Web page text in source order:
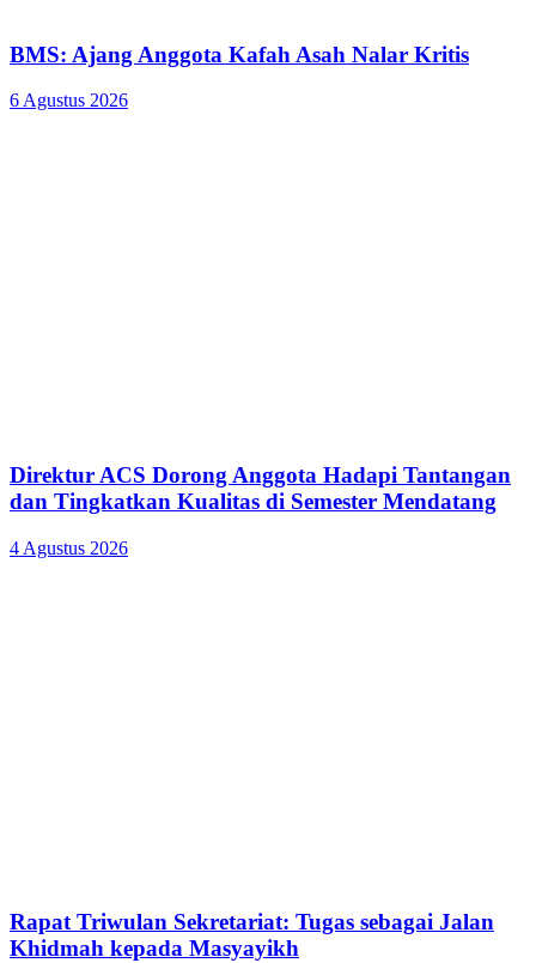
BMS: Ajang Anggota Kafah Asah Nalar Kritis
6 Agustus 2026
Direktur ACS Dorong Anggota Hadapi Tantangan
dan Tingkatkan Kualitas di Semester Mendatang
4 Agustus 2026
Rapat Triwulan Sekretariat: Tugas sebagai Jalan
Khidmah kepada Masyayikh